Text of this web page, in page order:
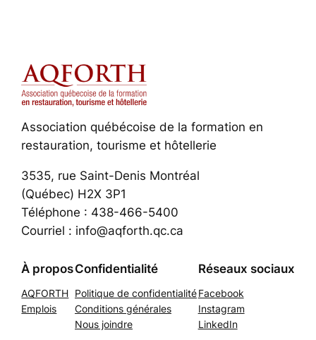
Association québécoise de la formation en
restauration, tourisme et hôtellerie
3535, rue Saint-Denis Montréal
(Québec) H2X 3P1
Téléphone : 438-466-5400
Courriel : info@aqforth.qc.ca
À propos
AQFORTH
Emplois
Confidentialité
Politique de confidentialité
Conditions générales
Nous joindre
Réseaux sociaux
Facebook
Instagram
LinkedIn